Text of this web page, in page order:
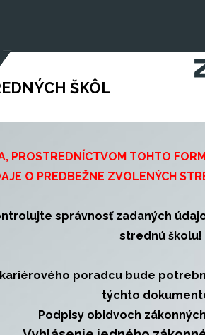
ŠKÔL
PROSTREDNÍCTVOM TOHTO
O PREDBEŽNE ZVOLENÝCH
správnosť zadaných
strednú školu!
poradcu bude
týchto
Podpisy obidvoch